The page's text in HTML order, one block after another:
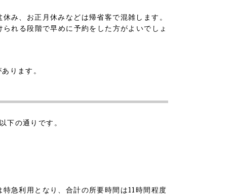
み、お正月休みなどは帰省客で混雑します。
れる段階で早めに予約をした方がよいでしょ
ります。
の通りです。
急利用となり、合計の所要時間は11時間程度